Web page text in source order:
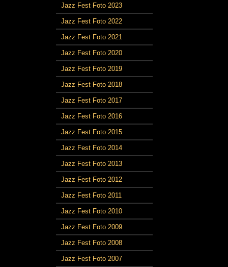
Jazz Fest Foto 2023
Jazz Fest Foto 2022
Jazz Fest Foto 2021
Jazz Fest Foto 2020
Jazz Fest Foto 2019
Jazz Fest Foto 2018
Jazz Fest Foto 2017
Jazz Fest Foto 2016
Jazz Fest Foto 2015
Jazz Fest Foto 2014
Jazz Fest Foto 2013
Jazz Fest Foto 2012
Jazz Fest Foto 2011
Jazz Fest Foto 2010
Jazz Fest Foto 2009
Jazz Fest Foto 2008
Jazz Fest Foto 2007